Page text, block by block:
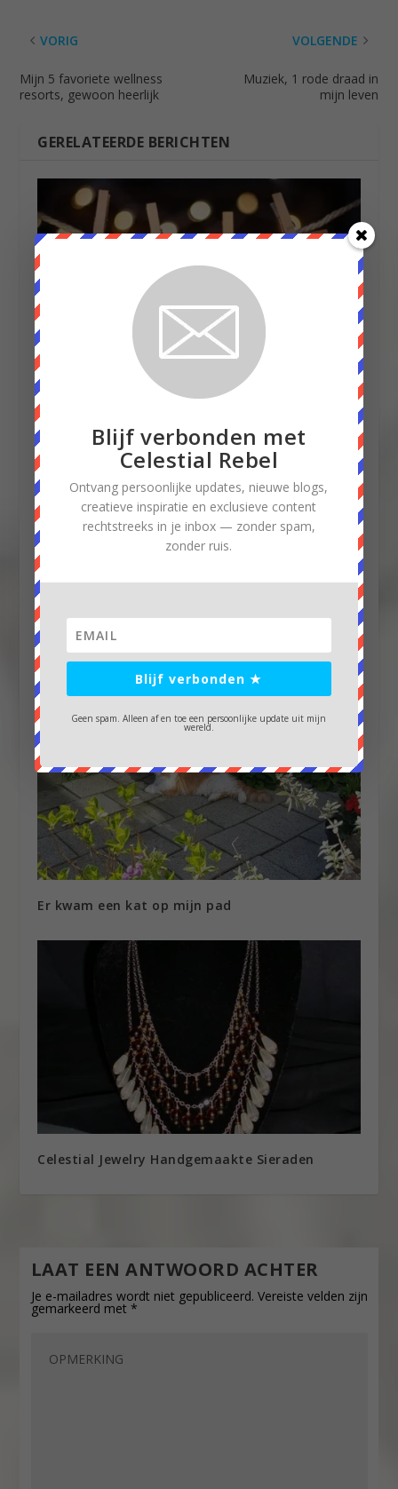
VORIG
Mijn 5 favoriete wellness
resorts, gewoon heerlijk
VOLGENDE
Muziek, 1 rode draad in
mijn leven
GERELATEERDE BERICHTEN
Blog je nog…?
Een digitale romance ~ Schrijfcursus verhaal #3
Er kwam een kat op mijn pad
Celestial Jewelry Handgemaakte Sieraden
LAAT EEN ANTWOORD ACHTER
Je e-mailadres wordt niet gepubliceerd. Vereiste velden zijn
gemarkeerd met *
Blijf verbonden met
Celestial Rebel
Ontvang persoonlijke updates, nieuwe blogs,
creatieve inspiratie en exclusieve content
rechtstreeks in je inbox — zonder spam,
zonder ruis.
Blijf verbonden ★
Geen spam. Alleen af en toe een persoonlijke update uit mijn
wereld.